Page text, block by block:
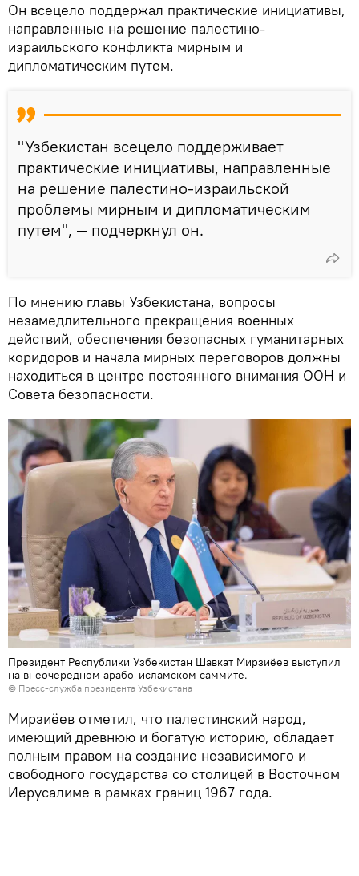
Он всецело поддержал практические инициативы,
направленные на решение палестино-
израильского конфликта мирным и
дипломатическим путем.
"Узбекистан всецело поддерживает
практические инициативы, направленные
на решение палестино-израильской
проблемы мирным и дипломатическим
путем", — подчеркнул он.
По мнению главы Узбекистана, вопросы
незамедлительного прекращения военных
действий, обеспечения безопасных гуманитарных
коридоров и начала мирных переговоров должны
находиться в центре постоянного внимания ООН и
Совета безопасности.
Президент Республики Узбекистан Шавкат Мирзиёев выступил
на внеочередном арабо-исламском саммите.
© Пресс-служба президента Узбекистана
Мирзиёев отметил, что палестинский народ,
имеющий древнюю и богатую историю, обладает
полным правом на создание независимого и
свободного государства со столицей в Восточном
Иерусалиме в рамках границ 1967 года.